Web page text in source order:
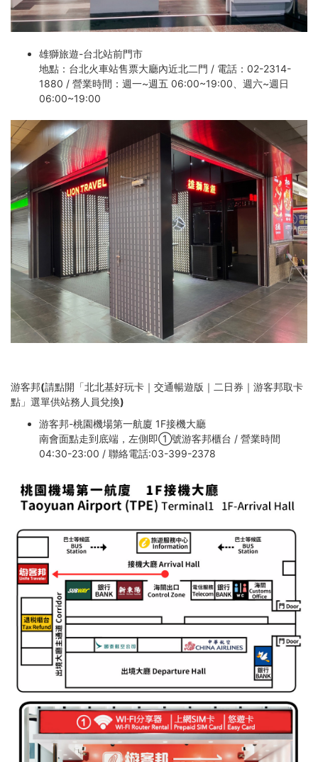
雄獅旅遊-台北站前門市
地點：台北火車站售票大廳內近北二門 / 電話：02-2314-
1880 / 營業時間：週一~週五 06:00~19:00、週六~週日
06:00~19:00
游客邦(請點開「北北基好玩卡｜交通暢遊版｜二日券｜游客邦取卡
點」選單供站務人員兌換)
游客邦-桃園機場第一航廈 1F接機大廳
南會面點走到底端，左側即①號游客邦櫃台 / 營業時間
04:30-23:00 / 聯絡電話:03-399-2378